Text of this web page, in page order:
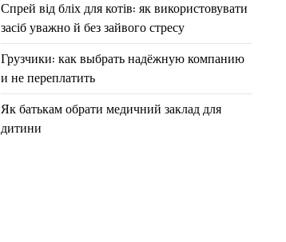
Спрей від бліх для котів: як використовувати
засіб уважно й без зайвого стресу
Грузчики: как выбрать надёжную компанию
и не переплатить
Як батькам обрати медичний заклад для
дитини